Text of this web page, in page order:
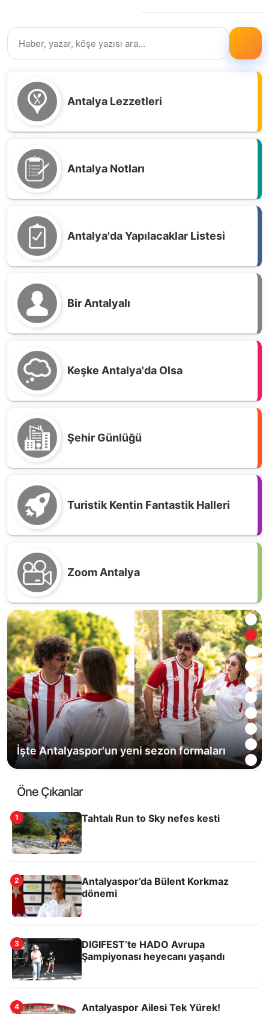
Antalya Lezzetleri
Antalya Notları
Antalya'da Yapılacaklar Listesi
Bir Antalyalı
Keşke Antalya'da Olsa
Şehir Günlüğü
Turistik Kentin Fantastik Halleri
Zoom Antalya
Antalyaspor'un bağırsaklarının temizlenmesi
lazım!
İşte Antalyaspor'un yeni sezon formaları
Corendon Airlines, Antalyaspor Stadyum İsim
Sponsorluğu’ndan çekildi
Öne Çıkanlar
1 Tahtalı Run to Sky nefes kesti
2
Antalyaspor’da Bülent Korkmaz
dönemi
3
DIGIFEST’te HADO Avrupa
Şampiyonası heyecanı yaşandı
4 Antalyaspor Ailesi Tek Yürek!